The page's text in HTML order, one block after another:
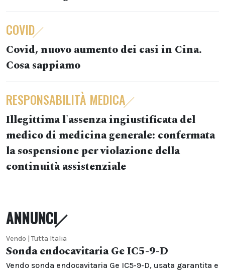
COVID
Covid, nuovo aumento dei casi in Cina.
Cosa sappiamo
RESPONSABILITÀ MEDICA
Illegittima l'assenza ingiustificata del
medico di medicina generale: confermata
la sospensione per violazione della
continuità assistenziale
ANNUNCI
Vendo | Tutta Italia
Sonda endocavitaria Ge IC5-9-D
Vendo sonda endocavitaria Ge IC5-9-D, usata garantita e